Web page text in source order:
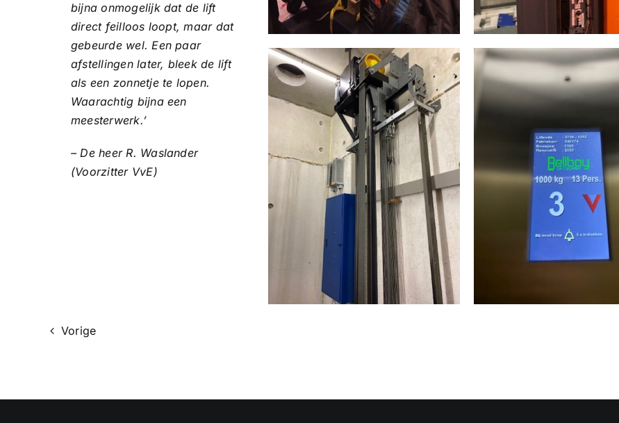
bijna onmogelijk dat de lift
direct feilloos loopt, maar dat
gebeurde wel. Een paar
afstellingen later, bleek de lift
als een zonnetje te lopen.
Waarachtig bijna een
meesterwerk.’
– De heer R. Waslander
(Voorzitter VvE)
Vorige